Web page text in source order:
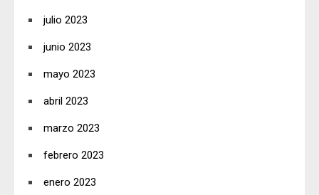
julio 2023
junio 2023
mayo 2023
abril 2023
marzo 2023
febrero 2023
enero 2023